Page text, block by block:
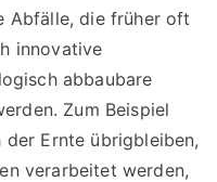
Abfälle, die früher oft
innovative
abbaubare
Zum Beispiel
Ernte übrigbleiben,
verarbeitet werden,